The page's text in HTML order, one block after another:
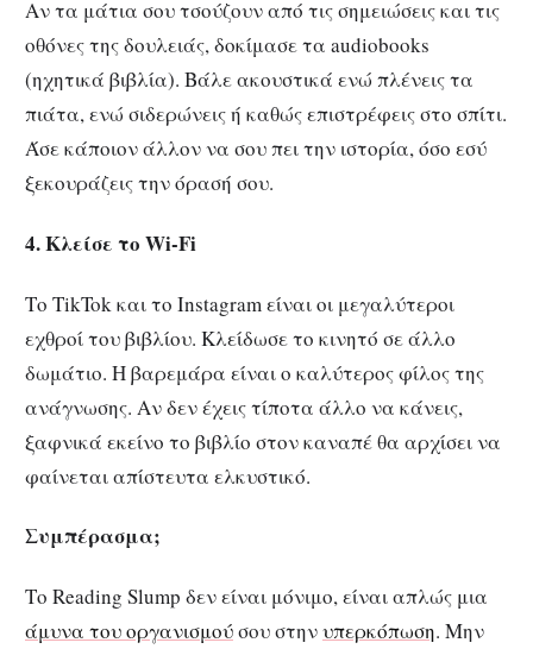
Αν τα μάτια σου τσούζουν από τις σημειώσεις και τις
οθόνες της δουλειάς, δοκίμασε τα audiobooks
(ηχητικά βιβλία). Βάλε ακουστικά ενώ πλένεις τα
πιάτα, ενώ σιδερώνεις ή καθώς επιστρέφεις στο σπίτι.
Άσε κάποιον άλλον να σου πει την ιστορία, όσο εσύ
ξεκουράζεις την όρασή σου.
4. Κλείσε το Wi-Fi
Το TikTok και το Instagram είναι οι μεγαλύτεροι
εχθροί του βιβλίου. Κλείδωσε το κινητό σε άλλο
δωμάτιο. Η βαρεμάρα είναι ο καλύτερος φίλος της
ανάγνωσης. Αν δεν έχεις τίποτα άλλο να κάνεις,
ξαφνικά εκείνο το βιβλίο στον καναπέ θα αρχίσει να
φαίνεται απίστευτα ελκυστικό.
Συμπέρασμα;
Το Reading Slump δεν είναι μόνιμο, είναι απλώς μια
άμυνα του οργανισμούσου στηνυπερκόπωση. Μην